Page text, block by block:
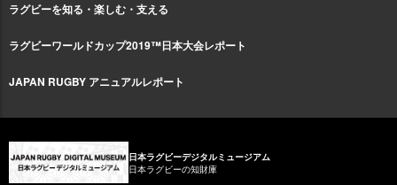
ラグビーを知る・楽しむ・支える
ラグビーワールドカップ2019™日本大会レポート
JAPAN RUGBY アニュアルレポート
日本ラグビーデジタルミュージアム
日本ラグビーの知財庫